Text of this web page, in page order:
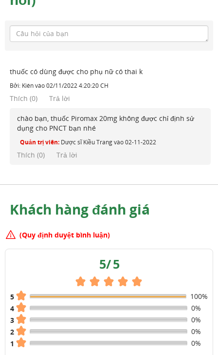
thuốc có dùng được cho phụ nữ có thai k
Bởi: Kiênvào02/11/2022 4:20:20 CH
Thích (0) Trả lời
chào bạn, thuốc Piromax 20mg không được chỉ định sử
dụng cho PNCT bạn nhé
Quản trị viên: Dược sĩ Kiều Trangvào02-11-2022
Thích (0) Trả lời
Khách hàng đánh giá
(Quy định duyệt bình luận)
5/5
5
100%
4
0%
3
0%
2
0%
1
0%